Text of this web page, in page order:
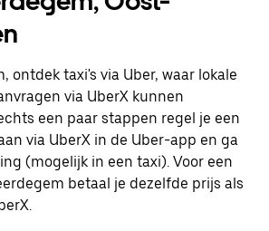
ontdek taxi's via Uber, waar lokale
via UberX kunnen
een paar stappen regel je een
via UberX in de Uber-app en ga
(mogelijk in een taxi). Voor een
betaal je dezelfde prijs als